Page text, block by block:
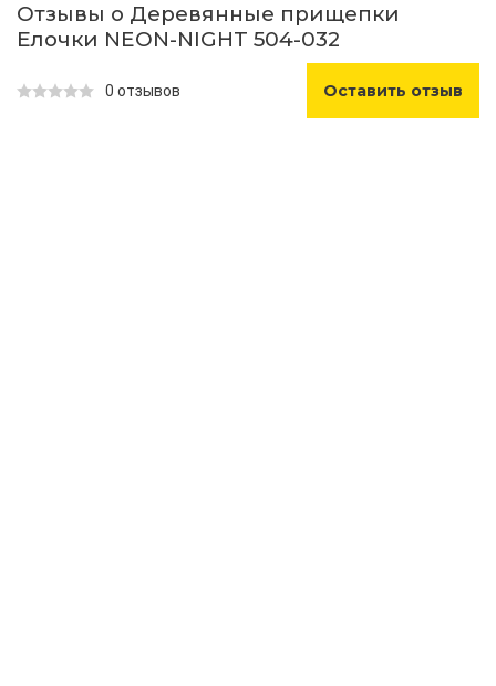
Отзывы о Деревянные прищепки
Елочки NEON-NIGHT 504-032
0 отзывов Оставить отзыв